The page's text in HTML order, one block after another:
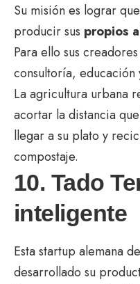
Su misión es lograr
producir sus propios
Para ello sus
consultoría, educación
La agricultura urbana
acortar la distancia
llegar a su plato y
compostaje.
10. Tado
inteligente
Esta startup alemana
desarrollado su